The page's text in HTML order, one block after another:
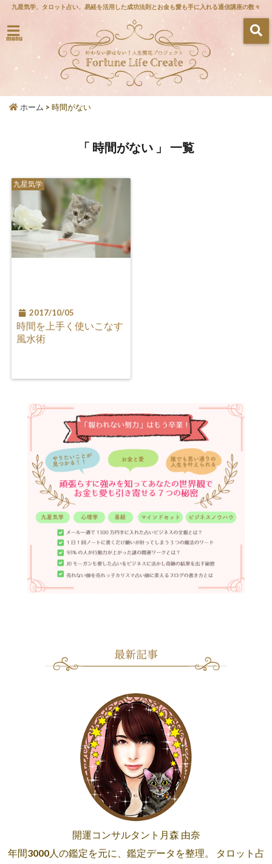
九星気学、タロット占い、易経を活用した成功法則とお金も愛も手に入れる通信講座の数々
menu
ホーム > 時間がない
「 時間がない 」 一覧
九星気学
2017/10/05
時間を上手く使いこなす
風水術
開運コンサルタント月森 由奈
年間3000人の鑑定を元に、鑑定データを整理。 タロット占